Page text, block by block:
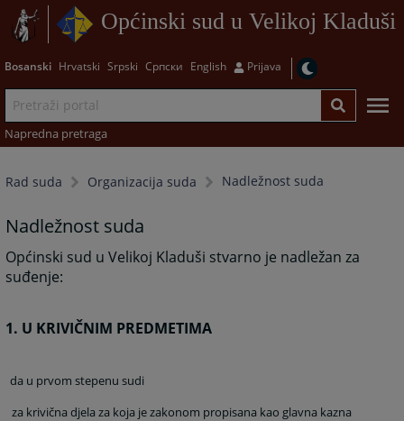
Općinski sud u Velikoj Kladuši
Bosanski Hrvatski Srpski Српски English Prijava
Napredna pretraga
Rad suda Organizacija suda Nadležnost suda
Nadležnost suda
Općinski sud u Velikoj Kladuši stvarno je nadležan za
suđenje:
1. U KRIVIČNIM PREDMETIMA
da u prvom stepenu sudi
za krivična djela za koja je zakonom propisana kao glavna kazna